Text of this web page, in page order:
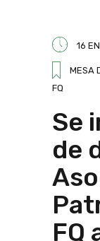
16
MESA
FQ
Se
de
FQ